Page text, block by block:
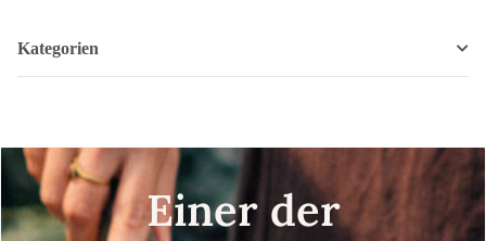
Kategorien
Einer der